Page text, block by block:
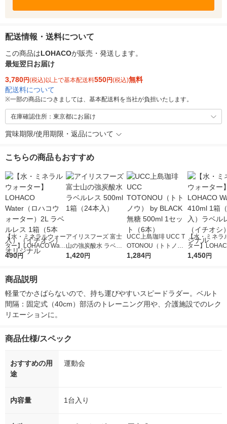
配送情報・送料について
この商品はLOHACOが販売・発送します。
最短翌日お届け
3,780円(税込)以上で基本配送料550円(税込)無料
配送料について
※一部の商品につきましては、基本配送料を当社が負担いたします。
在庫確認住所：東京都にお届け
賞味期限/使用期限・返品について
こちらの商品もおすすめ
【水・ミネラルウォー
ター】LOHACO Wate
r（ロハコウォータ
シ） オリジナル
490円
アイリスフーズ 富士
山の強炭酸水 ラベル
レス 500ml 1箱（24
1,420円
UCC上島珈琲 UCC T
OTONOU（トトノ
ウ） by BLACK無糖 5
1,284円
【水・ミネラ
ター】
r 410ml 1箱（
1,450円
商品説明
軽量でかさばらないので、持ち運びやすいスピードラダー。ベルト
間隔：固定式（40cm）部活のトレーニング用や、介護施設でのレク
リエーションに。
商品仕様/スペック
おすすめの用
途
運動会
内容量 1台入り